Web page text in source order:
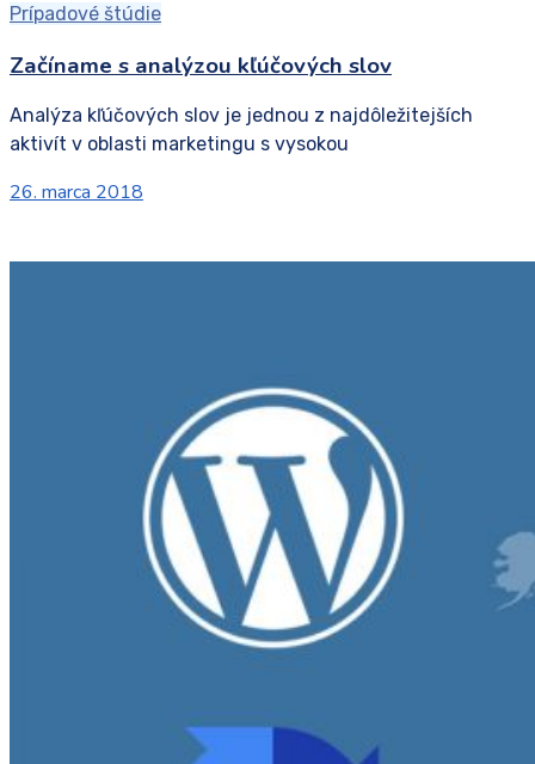
Prípadové štúdie
Začíname s analýzou kľúčových slov
Analýza kľúčových slov je jednou z najdôležitejších
aktivít v oblasti marketingu s vysokou
26. marca 2018